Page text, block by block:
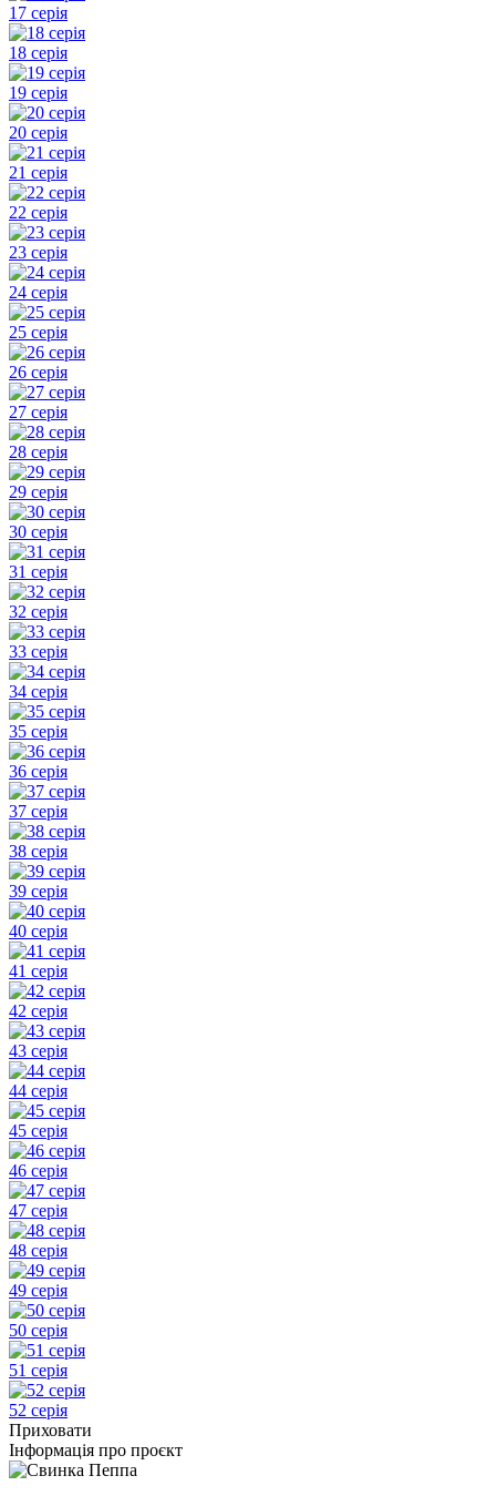
17 серія
18 серія
19 серія
20 серія
21 серія
22 серія
23 серія
24 серія
25 серія
26 серія
27 серія
28 серія
29 серія
30 серія
31 серія
32 серія
33 серія
34 серія
35 серія
36 серія
37 серія
38 серія
39 серія
40 серія
41 серія
42 серія
43 серія
44 серія
45 серія
46 серія
47 серія
48 серія
49 серія
50 серія
51 серія
52 серія
Приховати
Інформація про проєкт